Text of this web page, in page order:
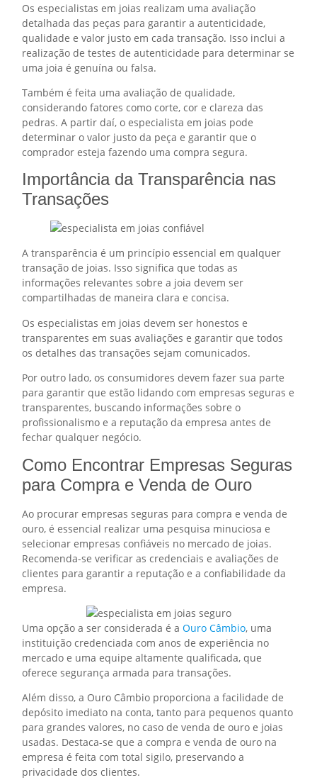
Os especialistas em joias realizam uma avaliação
detalhada das peças para garantir a autenticidade,
qualidade e valor justo em cada transação. Isso inclui a
realização de testes de autenticidade para determinar se
uma joia é genuína ou falsa.
Também é feita uma avaliação de qualidade,
considerando fatores como corte, cor e clareza das
pedras. A partir daí, o especialista em joias pode
determinar o valor justo da peça e garantir que o
comprador esteja fazendo uma compra segura.
Importância da Transparência nas
Transações
A transparência é um princípio essencial em qualquer
transação de joias. Isso significa que todas as
informações relevantes sobre a joia devem ser
compartilhadas de maneira clara e concisa.
Os especialistas em joias devem ser honestos e
transparentes em suas avaliações e garantir que todos
os detalhes das transações sejam comunicados.
Por outro lado, os consumidores devem fazer sua parte
para garantir que estão lidando com empresas seguras e
transparentes, buscando informações sobre o
profissionalismo e a reputação da empresa antes de
fechar qualquer negócio.
Como Encontrar Empresas Seguras
para Compra e Venda de Ouro
Ao procurar empresas seguras para compra e venda de
ouro, é essencial realizar uma pesquisa minuciosa e
selecionar empresas confiáveis no mercado de joias.
Recomenda-se verificar as credenciais e avaliações de
clientes para garantir a reputação e a confiabilidade da
empresa.
Uma opção a ser considerada é aOuro Câmbio, uma
instituição credenciada com anos de experiência no
mercado e uma equipe altamente qualificada, que
oferece segurança armada para transações.
Além disso, a Ouro Câmbio proporciona a facilidade de
depósito imediato na conta, tanto para pequenos quanto
para grandes valores, no caso de venda de ouro e joias
usadas. Destaca-se que a compra e venda de ouro na
empresa é feita com total sigilo, preservando a
privacidade dos clientes.